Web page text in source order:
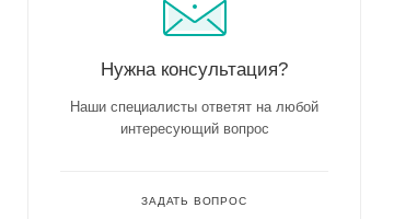
Нужна консультация?
Наши специалисты ответят на любой
интересующий вопрос
ЗАДАТЬ ВОПРОС